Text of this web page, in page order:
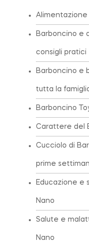
Alimentazione
Barboncino e
consigli pratici
Barboncino e
tutta la
Barboncino
Carattere del
Cucciolo di
prime
Educazione e
Nano
Salute e
Nano